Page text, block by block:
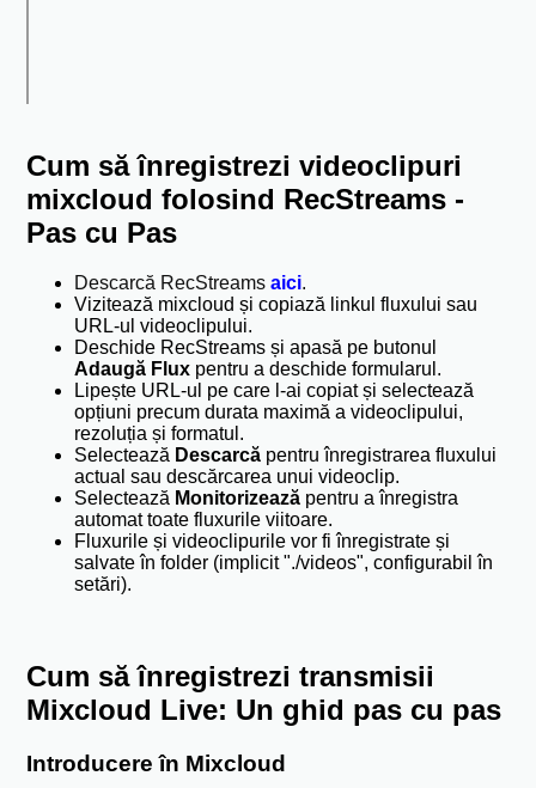
Cum să înregistrezi videoclipuri
mixcloud folosind RecStreams -
Pas cu Pas
Descarcă RecStreamsaici.
Vizitează mixcloud și copiază linkul fluxului sau
URL-ul videoclipului.
Deschide RecStreams și apasă pe butonul
Adaugă Flux pentru a deschide formularul.
Lipește URL-ul pe care l-ai copiat și selectează
opțiuni precum durata maximă a videoclipului,
rezoluția și formatul.
Selectează Descarcă pentru înregistrarea fluxului
actual sau descărcarea unui videoclip.
Selectează Monitorizează pentru a înregistra
automat toate fluxurile viitoare.
Fluxurile și videoclipurile vor fi înregistrate și
salvate în folder (implicit "./videos", configurabil în
setări).
Cum să înregistrezi transmisii
Mixcloud Live: Un ghid pas cu pas
Introducere în Mixcloud